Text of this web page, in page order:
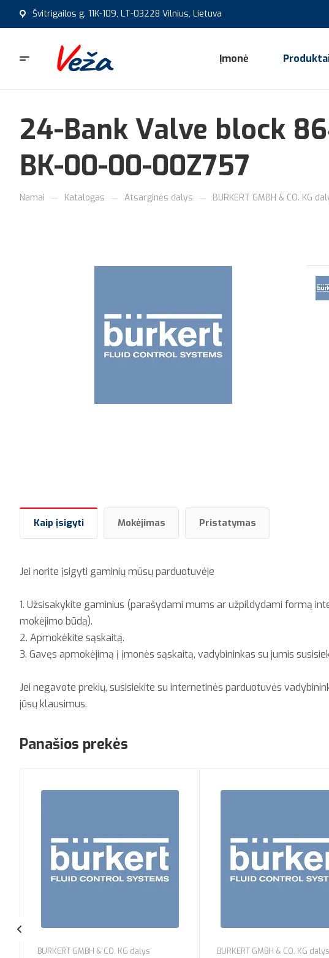
Švitrigailos g. 11K-109, LT-03228 Vilnius, Lietuva
Įmonė
24-Bank Valve block
BK-00-00-00Z757
Namai — Katalogas — Atsarginės dalys — BURKERT GMBH & CO. KG
Kaip įsigyti Mokėjimas Pristatymas
Jei norite įsigyti gaminių mūsų parduotuvėje
1. Užsisakykite gaminius (parašydami mums ar užpildydami formą
mokėjimo būdą).
2. Apmokėkite sąskaitą.
3. Gavęs apmokėjimą į įmonės sąskaitą, vadybininkas su jumis
Jei negavote prekių, susisiekite su internetinės parduotuvės
jūsų klausimus.
Panašios prekės
BURKERT GMBH & CO. KG dalys BURKERT GMBH & CO. KG dalys